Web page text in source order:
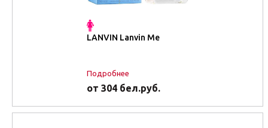
LANVIN Lanvin Me
Подробнее
от 304 бел.руб.